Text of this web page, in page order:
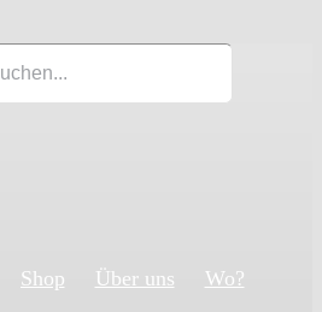
Shop Über uns Wo?